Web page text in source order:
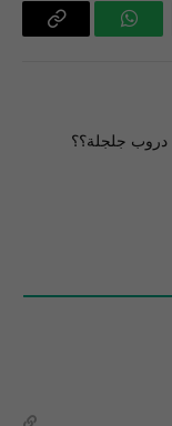
واتساب Copy
دروب جلجلة؟؟